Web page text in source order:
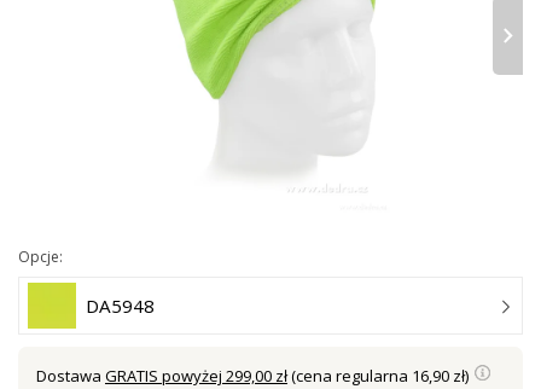
›
Opcje:
DA5948
Dostawa GRATIS powyżej 299,00 zł(cena regularna 16,90 zł)